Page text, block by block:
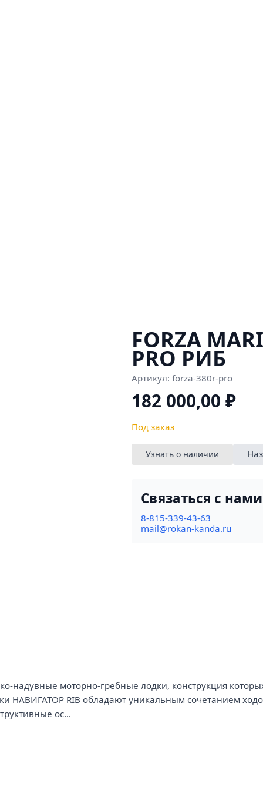
FORZA
PRO РИБ
Артикул: forza-380r-pro
182 000,00 ₽
Под заказ
Узнать о наличии
Связаться с нами
8-815-339-43-63
mail@rokan-kanda.ru
надувные моторно-гребные лодки, конструкция
НАВИГАТОР RIB обладают уникальным сочетанием
ос...